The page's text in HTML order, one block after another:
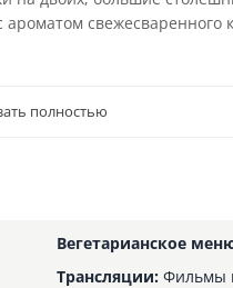
свежесваренного
полностью
Вегетарианское
Трансляции: Фильмы